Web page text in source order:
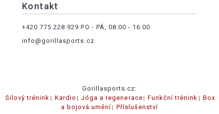
Kontakt
+420 775 228 929 PO - PÁ, 08:00 - 16:00
info@gorillasports.cz
Gorillasports.cz:
Silový trénink
Kardio Jóga a regenerace Funkční trénink
Box
a bojová umění
Příslušenství